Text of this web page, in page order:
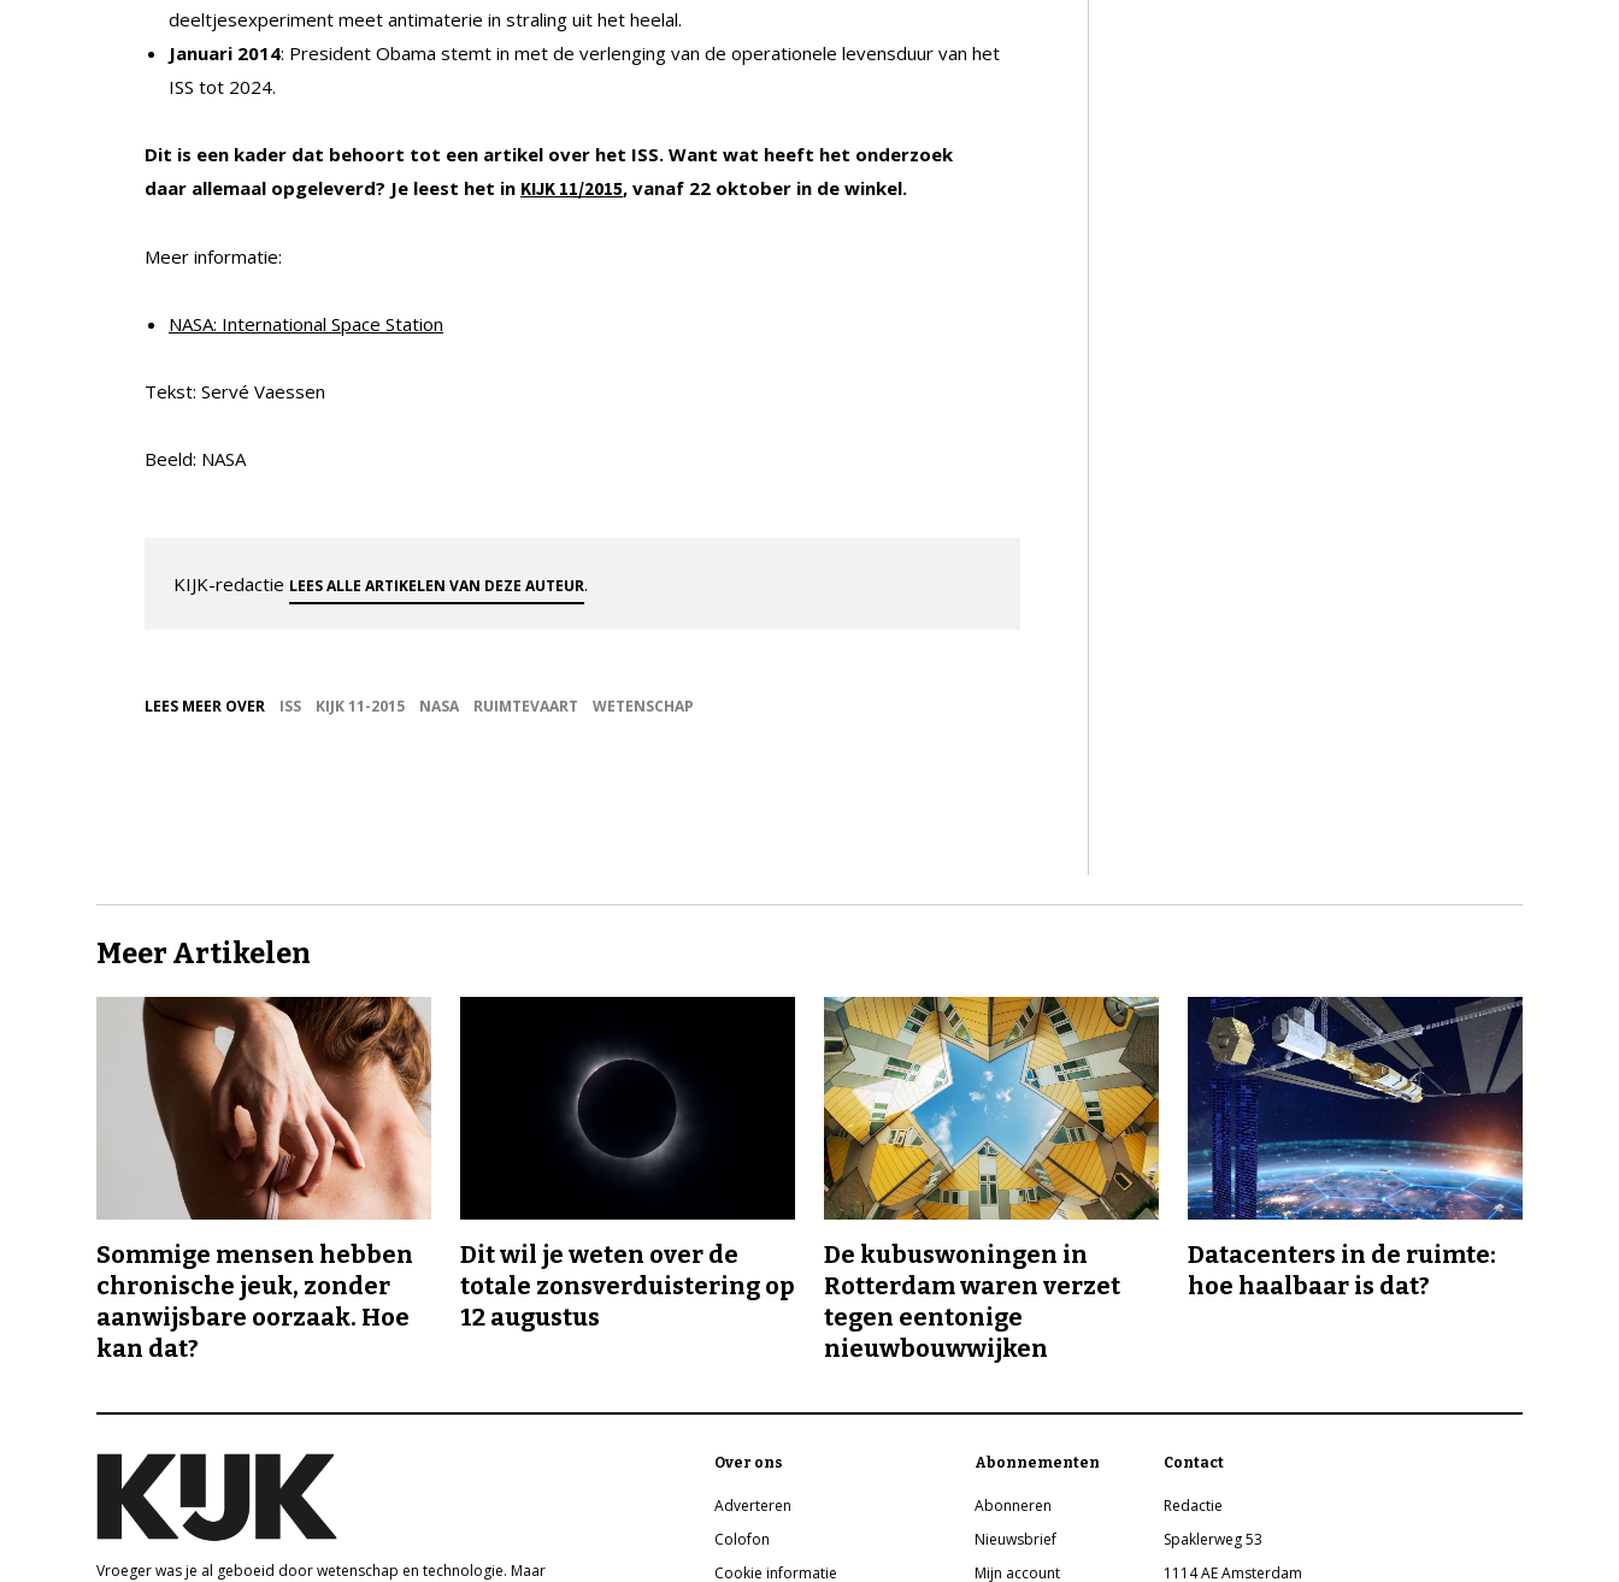
deeltjesexperiment meet antimaterie in straling uit het heelal.
Januari 2014: President Obama stemt in met de verlenging van de operationele levensduur van het
ISS tot 2024.
Dit is een kader dat behoort tot een artikel over het ISS. Want wat heeft het onderzoek
daar allemaal opgeleverd? Je leest het in KIJK 11/2015, vanaf 22 oktober in de winkel.
Meer informatie:
NASA: International Space Station
Tekst: Servé Vaessen
Beeld: NASA
KIJK-redactie LEES ALLE ARTIKELEN VAN DEZE AUTEUR.
LEES MEER OVER ISS KIJK 11-2015 NASA RUIMTEVAART WETENSCHAP
Meer Artikelen
Sommige mensen hebben
chronische jeuk, zonder
aanwijsbare oorzaak. Hoe
kan dat?
Dit wil je weten over de
totale zonsverduistering op
12 augustus
De kubuswoningen in
Rotterdam waren verzet
tegen eentonige
nieuwbouwwijken
Datacenters in de ruimte:
hoe haalbaar is dat?
Vroeger was je al geboeid door wetenschap en technologie. Maar
Over ons
Adverteren
Colofon
Cookie informatie
Abonnementen
Abonneren
Nieuwsbrief
Mijn account
Contact
Redactie
Spaklerweg 53
1114 AE Amsterdam